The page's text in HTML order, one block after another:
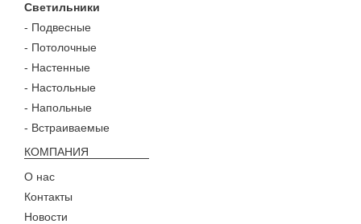
Светильники
- Подвесные
- Потолочные
- Настенные
- Настольные
- Напольные
- Встраиваемые
КОМПАНИЯ
О нас
Контакты
Новости